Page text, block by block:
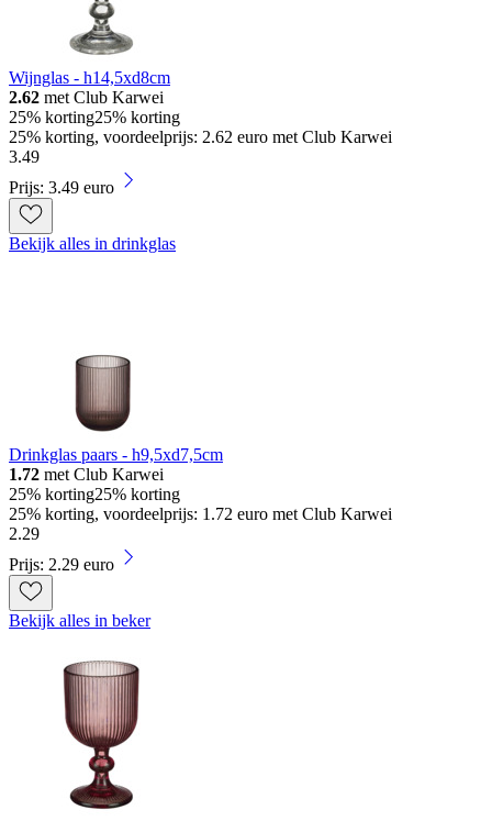
Wijnglas - h14,5xd8cm
2.62 met Club Karwei
25% korting25% korting
25% korting, voordeelprijs: 2.62 euro met Club Karwei
3.49
Prijs: 3.49 euro
Bekijk alles in drinkglas
Drinkglas paars - h9,5xd7,5cm
1.72 met Club Karwei
25% korting25% korting
25% korting, voordeelprijs: 1.72 euro met Club Karwei
2.29
Prijs: 2.29 euro
Bekijk alles in beker